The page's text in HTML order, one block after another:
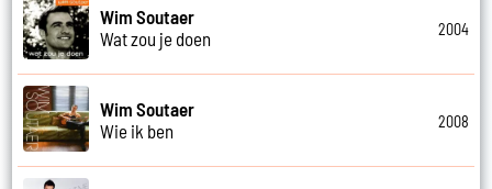
Wim Soutaer
Wat zou je doen
2004
Wim Soutaer
Wie ik ben
2008